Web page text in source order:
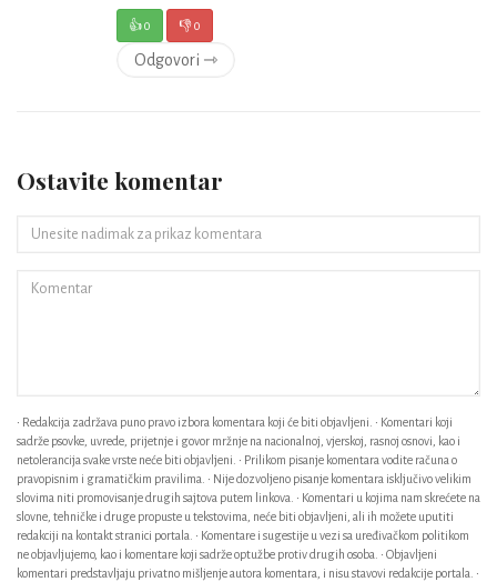
👍0 👎0
Odgovori ⇾
Ostavite komentar
• Redakcija zadržava puno pravo izbora komentara koji će biti objavljeni. • Komentari koji
sadrže psovke, uvrede, prijetnje i govor mržnje na nacionalnoj, vjerskoj, rasnoj osnovi, kao i
netolerancija svake vrste neće biti objavljeni. • Prilikom pisanje komentara vodite računa o
pravopisnim i gramatičkim pravilima. • Nije dozvoljeno pisanje komentara isključivo velikim
slovima niti promovisanje drugih sajtova putem linkova. • Komentari u kojima nam skrećete na
slovne, tehničke i druge propuste u tekstovima, neće biti objavljeni, ali ih možete uputiti
redakciji na kontakt stranici portala. • Komentare i sugestije u vezi sa uređivačkom politikom
ne objavljujemo, kao i komentare koji sadrže optužbe protiv drugih osoba. • Objavljeni
komentari predstavljaju privatno mišljenje autora komentara, i nisu stavovi redakcije portala. •